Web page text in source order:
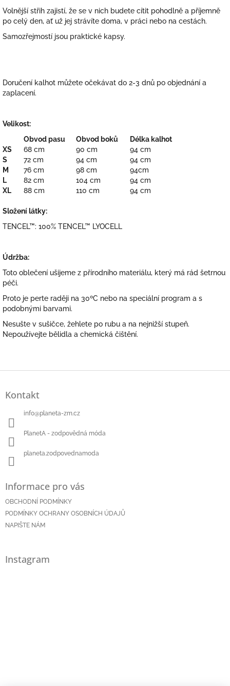
Volnější střih zajistí, že se v nich budete cítit pohodlně a příjemně
po celý den, ať už jej strávíte doma, v práci nebo na cestách.
Samozřejmostí jsou praktické kapsy.
Doručení kalhot můžete očekávat do 2-3 dnů po objednání a
zaplacení.
Velikost:
Obvod pasu
Obvod boků
Délka kalhot
XS
68 cm 90 cm
94 cm
S
72 cm 94 cm
94 cm
M
76 cm 98 cm
94cm
L
82 cm 104 cm
94 cm
XL
88 cm 110 cm 94 cm
Složení látky:
TENCEL™: 100% TENCEL™ LYOCELL
Údržba:
Toto oblečení ušijeme z přírodního materiálu, který má rád šetrnou
péči.
Proto je perte raději na 30ºC nebo na speciální program a s
podobnými barvami.
Nesušte v sušičce, žehlete po rubu a na nejnižší stupeň.
Nepoužívejte bělidla a chemická čištění.
Z
Kontakt
info@planeta-zm.cz
PlanetA - zodpovědná móda
planeta.zodpovednamoda
Informace pro vás
OBCHODNÍ PODMÍNKY
PODMÍNKY OCHRANY OSOBNÍCH ÚDAJŮ
NAPIŠTE NÁM
Instagram